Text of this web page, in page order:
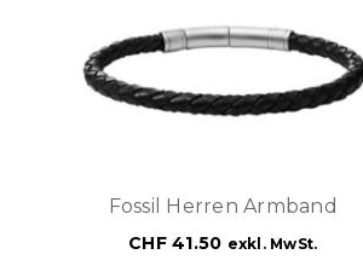
Fossil Herren Armband
CHF41.50 exkl. MwSt.